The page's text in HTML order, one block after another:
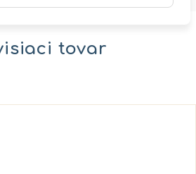
tovar